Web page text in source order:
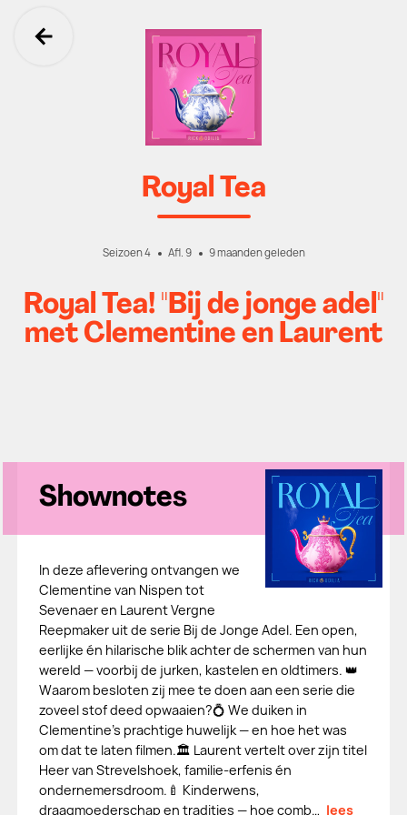
Ga terug
Royal Tea
Seizoen 4 Afl. 9 9 maanden geleden
Royal Tea! "Bij de jonge adel"
met Clementine en Laurent
Shownotes
In deze aflevering ontvangen we
Clementine van Nispen tot
Sevenaer en Laurent Vergne
Reepmaker uit de serie Bij de Jonge Adel. Een open,
eerlijke én hilarische blik achter de schermen van hun
wereld — voorbij de jurken, kastelen en oldtimers. 👑
Waarom besloten zij mee te doen aan een serie die
zoveel stof deed opwaaien?💍 We duiken in
Clementine’s prachtige huwelijk — en hoe het was
om dat te laten filmen.🏛️ Laurent vertelt over zijn titel
Heer van Strevelshoek, familie-erfenis én
ondernemersdroom.🍼 Kinderwens,
draagmoederschap en tradities — hoe comb… lees